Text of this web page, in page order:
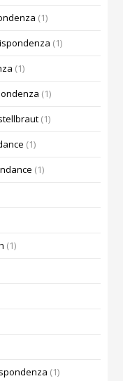
(1)
(1)
(1)
(1)
(1)
(1)
(1)
(1)
(1)